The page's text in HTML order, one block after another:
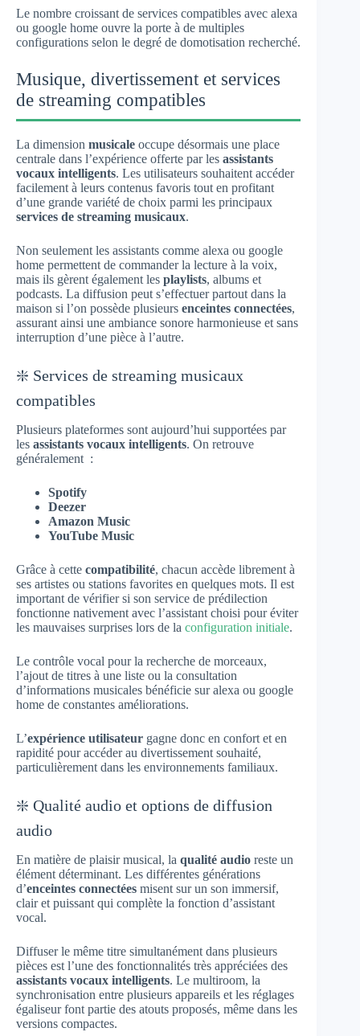
Le nombre croissant de services compatibles avec alexa
ou google home ouvre la porte à de multiples
configurations selon le degré de domotisation recherché.
Musique, divertissement et services
de streaming compatibles
La dimension musicale occupe désormais une place
centrale dans l’expérience offerte par les assistants
vocaux intelligents. Les utilisateurs souhaitent accéder
facilement à leurs contenus favoris tout en profitant
d’une grande variété de choix parmi les principaux
services de streaming musicaux.
Non seulement les assistants comme alexa ou google
home permettent de commander la lecture à la voix,
mais ils gèrent également les playlists, albums et
podcasts. La diffusion peut s’effectuer partout dans la
maison si l’on possède plusieurs enceintes connectées,
assurant ainsi une ambiance sonore harmonieuse et sans
interruption d’une pièce à l’autre.
❇️ Services de streaming musicaux
compatibles
Plusieurs plateformes sont aujourd’hui supportées par
les assistants vocaux intelligents. On retrouve
généralement :
Spotify
Deezer
Amazon Music
YouTube Music
Grâce à cette compatibilité, chacun accède librement à
ses artistes ou stations favorites en quelques mots. Il est
important de vérifier si son service de prédilection
fonctionne nativement avec l’assistant choisi pour éviter
les mauvaises surprises lors de la configuration initiale.
Le contrôle vocal pour la recherche de morceaux,
l’ajout de titres à une liste ou la consultation
d’informations musicales bénéficie sur alexa ou google
home de constantes améliorations.
L’expérience utilisateur gagne donc en confort et en
rapidité pour accéder au divertissement souhaité,
particulièrement dans les environnements familiaux.
❇️ Qualité audio et options de diffusion
audio
En matière de plaisir musical, la qualité audio reste un
élément déterminant. Les différentes générations
d’enceintes connectées misent sur un son immersif,
clair et puissant qui complète la fonction d’assistant
vocal.
Diffuser le même titre simultanément dans plusieurs
pièces est l’une des fonctionnalités très appréciées des
assistants vocaux intelligents. Le multiroom, la
synchronisation entre plusieurs appareils et les réglages
égaliseur font partie des atouts proposés, même dans les
versions compactes.